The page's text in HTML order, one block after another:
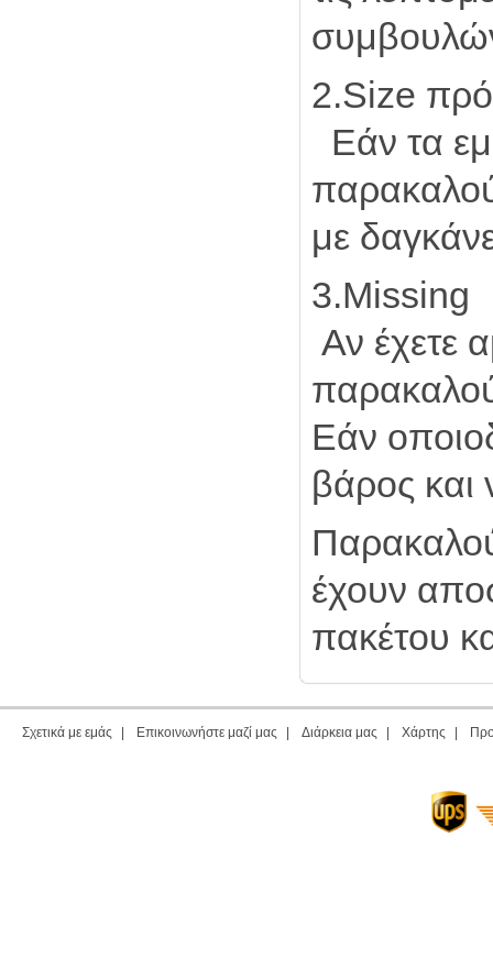
2.Size
Εάν τα
με
3.Missing
Αν έχετε
Εάν
βάρος και
έχουν
πακέτου
Σχετικά με εμάς Επικοινωνήστε μαζί μας Διάρκεια μας Χάρτης